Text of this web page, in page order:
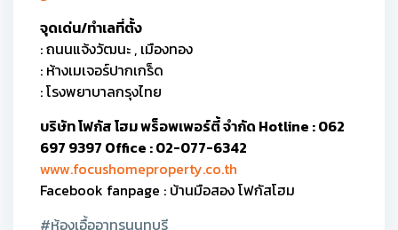
จุดเด่น/ทำเลที่ตั้ง
: ถนนแจ้งวัฒนะ , เมืองทอง
: ห้างเมเจอร์ปากเกร็ด
: โรงพยาบาลกรุงไทย
บริษัท โฟกัส โฮม พร็อพเพอร์ตี้ จำกัด Hotline : 062
697 9397 Office : 02-077-6342
www.focushomeproperty.co.th
Facebook fanpage : บ้านมือสอง โฟกัสโฮม
#ห้องเอื้ออาทรนนทบุรี